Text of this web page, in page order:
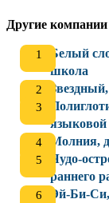
Другие
Белый
школа
языковой
Молния,
Чудо-
раннего
Эй-Би-